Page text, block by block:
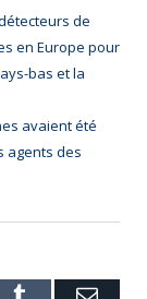
de
en Europe pour
bas et la
avaient été
agents des